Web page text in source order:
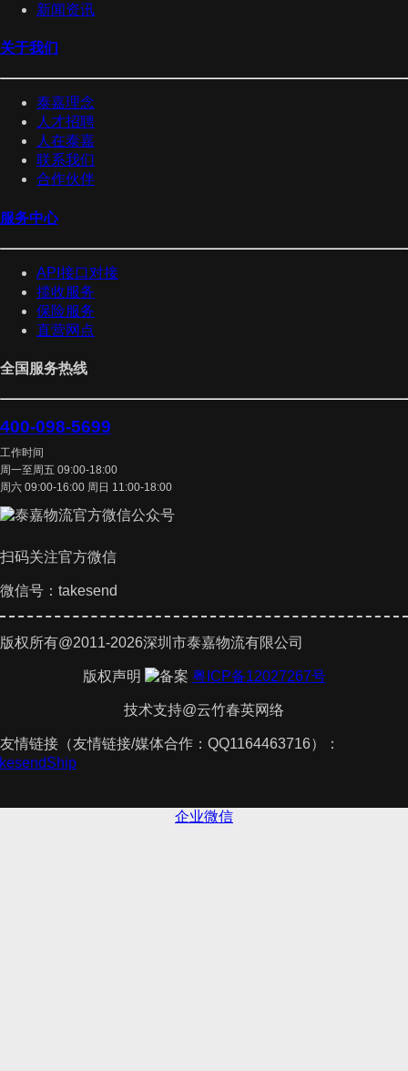
新闻资讯
关于我们
泰嘉理念
人才招聘
人在泰嘉
联系我们
合作伙伴
服务中心
API接口对接
揽收服务
保险服务
直营网点
全国服务热线
400-098-5699
工作时间
周一至周五 09:00-18:00
周六 09:00-16:00 周日 11:00-18:00
扫码关注官方微信
微信号：takesend
版权所有@2011-2026深圳市泰嘉物流有限公司
版权声明 粤ICP备12027267号
技术支持@云竹春英网络
友情链接（友情链接/媒体合作：QQ1164463716）：
企业微信